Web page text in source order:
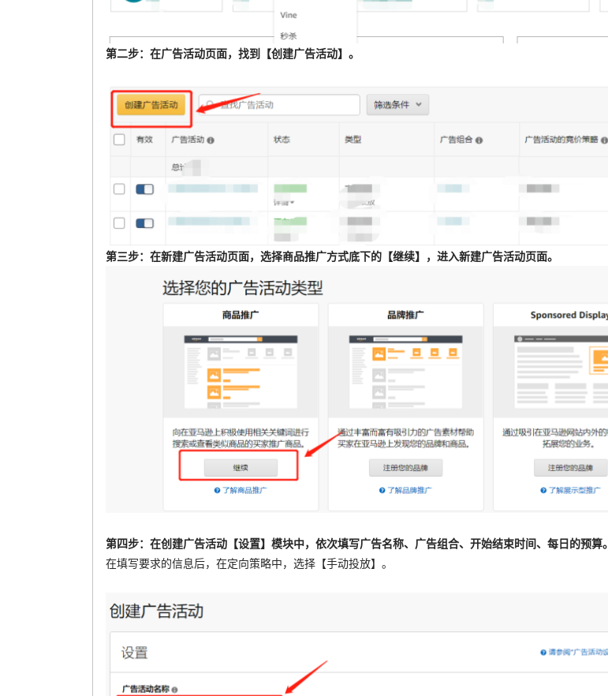
第二步：在广告活动页面，找到【创建广告活动】。
第三步：在新建广告活动页面，选择商品推广方式底下的【继续】，进入新建广告活动页面。
第四步：在创建广告活动【设置】模块中，依次填写广告名称、广告组合、开始结束时间、每日的预算。
在填写要求的信息后，在定向策略中，选择【手动投放】。